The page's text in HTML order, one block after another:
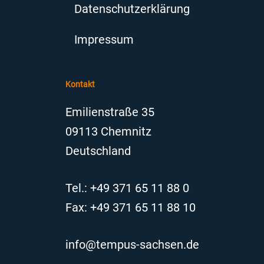
Datenschutzerklärung
Impressum
Kontakt
Emilienstraße 35
09113 Chemnitz
Deutschland
Tel.: +49 371 65 11 88 0
Fax: +49 371 65 11 88 10
info@tempus-sachsen.de